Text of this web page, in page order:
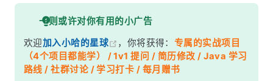
面试考察点
核心答案
深度解析
一、为什么需要数据分片？
一则或许对你有用的小广告
欢迎加入小哈的星球 ，你将获得： 专属的实战项目
（4个项目都能学） / 1v1 提问 / 简历修改 / Java 学习
路线 / 社群讨论 / 学习打卡 / 每月赠书